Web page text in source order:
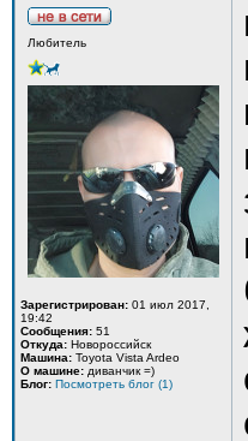
Любитель
Зарегистрирован: 01 июл 2017,
19:42
Сообщения: 51
Откуда: Новороссийск
Машина: Toyota Vista Ardeo
О машине: диванчик =)
Блог: Посмотреть блог (1)